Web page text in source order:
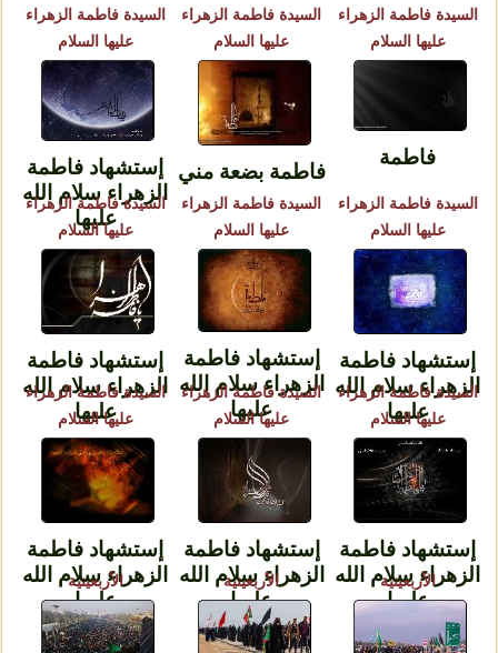
السيدة فاطمة الزهراء
عليها السلام
فاطمة
السيدة فاطمة الزهراء
عليها السلام
فاطمة بضعة مني
السيدة فاطمة الزهراء
عليها السلام
إستشهاد فاطمة
الزهراء سلام الله
عليها
السيدة فاطمة الزهراء
عليها السلام
إستشهاد فاطمة
الزهراء سلام الله
عليها
السيدة فاطمة الزهراء
عليها السلام
إستشهاد فاطمة
الزهراء سلام الله
عليها
السيدة فاطمة الزهراء
عليها السلام
إستشهاد فاطمة
الزهراء سلام الله
عليها
السيدة فاطمة الزهراء
عليها السلام
إستشهاد فاطمة
الزهراء سلام الله
عليها
السيدة فاطمة الزهراء
عليها السلام
إستشهاد فاطمة
الزهراء سلام الله
عليها
السيدة فاطمة الزهراء
عليها السلام
إستشهاد فاطمة
الزهراء سلام الله
عليها
الأربعينية الأربعينية الأربعينية